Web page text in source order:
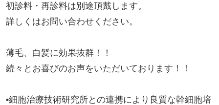
初診料・再診料は別途頂戴します。
詳しくはお問い合わせください。
薄毛、白髪に効果抜群！！
続々とお喜びのお声をいただいております！！
•細胞治療技術研究所との連携により良質な幹細胞培